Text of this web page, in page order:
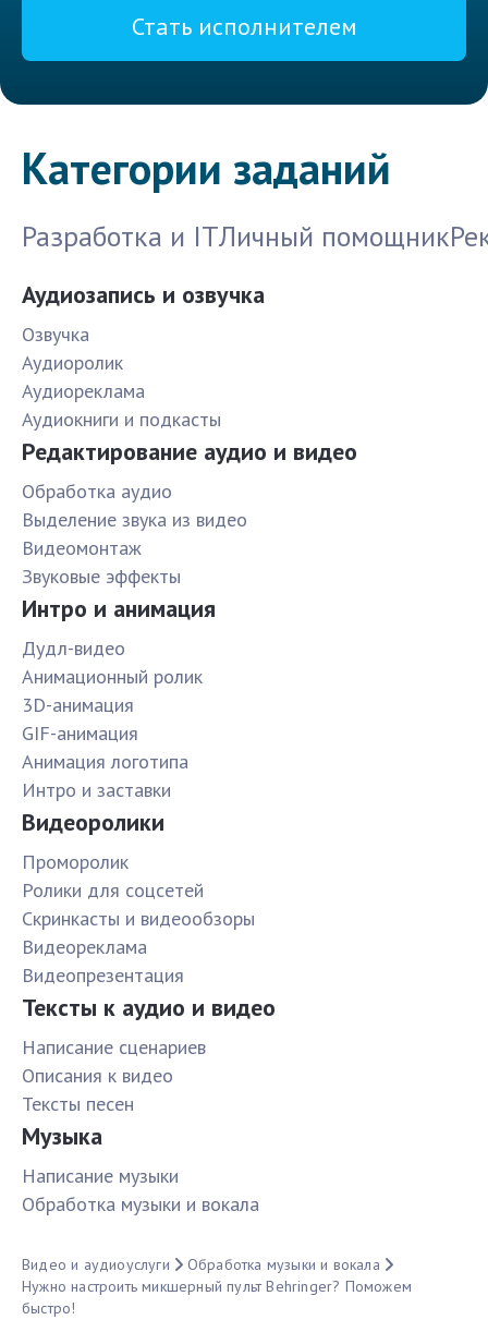
Стать исполнителем
Категории заданий
Разработка и ITЛичный помощник
Аудиозапись и озвучка
Озвучка
Аудиоролик
Аудиореклама
Аудиокниги и подкасты
Редактирование аудио и видео
Обработка аудио
Выделение звука из видео
Видеомонтаж
Звуковые эффекты
Интро и анимация
Дудл-видео
Анимационный ролик
3D-анимация
GIF-анимация
Анимация логотипа
Интро и заставки
Видеоролики
Проморолик
Ролики для соцсетей
Скринкасты и видеообзоры
Видеореклама
Видеопрезентация
Тексты к аудио и видео
Написание сценариев
Описания к видео
Тексты песен
Музыка
Написание музыки
Обработка музыки и вокала
Видео и аудиоуслуги
Обработка музыки и вокала
Нужно настроить микшерный пульт Behringer? Поможем
быстро!